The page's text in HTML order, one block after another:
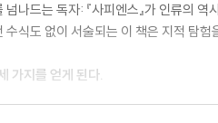
나드는 독자: 『사피엔스』가 인류의
수식도 없이 서술되는 이 책은 지적 탐험
가지를 얻게 된다.
통찰: 의식이란 무엇인가, 어떻게 만들